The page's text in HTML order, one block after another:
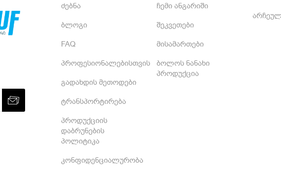
ძებნა
ბლოგი
FAQ
პროფესიონალებისთვის
გადახდის მეთოდები
ტრანსპორტირება
პროდუქციის
დაბრუნების
პოლიტიკა
კონფიდენციალურობა
ჩემი ანგარიში
შეკვეთები
მისამართები
ბოლოს ნანახი
პროდუქცია